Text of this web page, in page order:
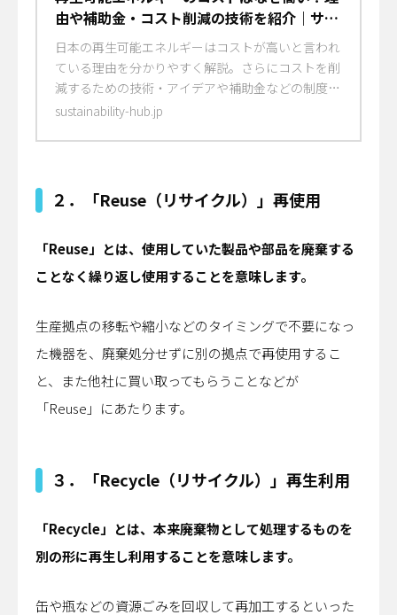
由や補助金・コスト削減の技術を紹介｜サス
テナビリティハブ
日本の再生可能エネルギーはコストが高いと言われ
ている理由を分かりやすく解説。さらにコストを削
減するための技術・アイデアや補助金などの制度に
ついても紹介します。
sustainability-hub.jp
２．「Reuse（リサイクル）」再使用
「Reuse」とは、使用していた製品や部品を廃棄する
ことなく繰り返し使用することを意味します。
生産拠点の移転や縮小などのタイミングで不要になっ
た機器を、廃棄処分せずに別の拠点で再使用するこ
と、また他社に買い取ってもらうことなどが
「Reuse」にあたります。
３．「Recycle（リサイクル）」再生利用
「Recycle」とは、本来廃棄物として処理するものを
別の形に再生し利用することを意味します。
缶や瓶などの資源ごみを回収して再加工するといった